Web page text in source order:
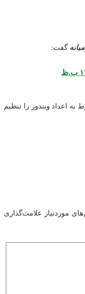
گفت:
اعداد ویندوز را تنظیم
موردنیاز علامت‌گذاری